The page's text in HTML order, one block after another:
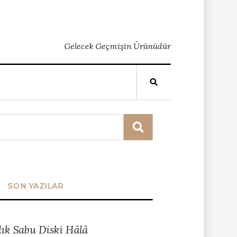
Gelecek Geçmişin Ürünüdür
SON YAZILAR
Sabu Diski Hâlâ